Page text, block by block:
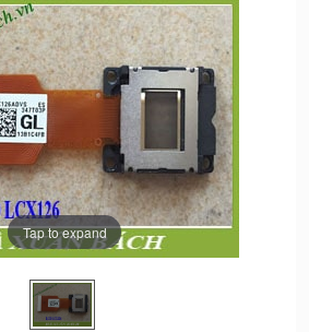
Tap to expand